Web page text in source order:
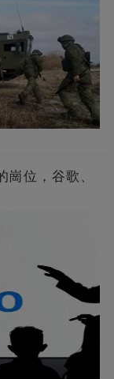
位，谷歌、